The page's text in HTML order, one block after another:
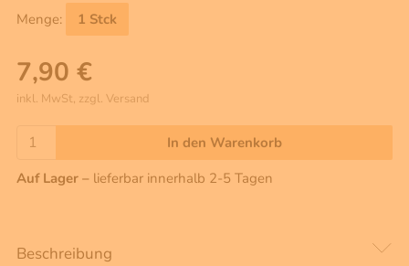
Menge: 1 Stck
7,90 €
inkl. MwSt, zzgl. Versand
In den Warenkorb
Auf Lager – lieferbar innerhalb 2-5 Tagen
Beschreibung